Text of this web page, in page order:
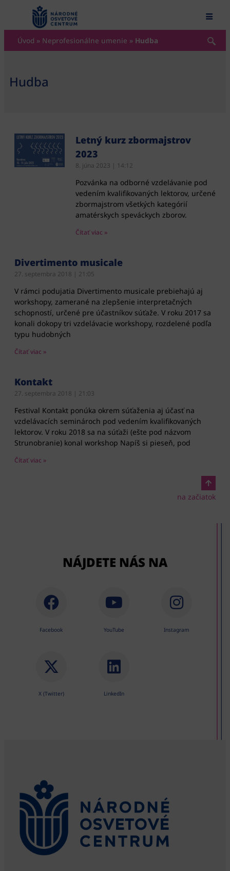
content
Úvod » Neprofesionálne umenie » Hudba
Hudba
Letný kurz zbormajstrov
2023
8. júna 2023 14:12
Pozvánka na odborné vzdelávanie pod
vedením kvalifikovaných lektorov, určené
zbormajstrom všetkých kategórií
amatérskych speváckych zborov.
Čítať viac »
Divertimento musicale
27. septembra 2018 21:05
V rámci podujatia Divertimento musicale prebiehajú aj
workshopy, zamerané na zlepšenie interpretačných
schopností, určené pre účastníkov súťaže. V roku 2017 sa
konali dokopy tri vzdelávacie workshopy, rozdelené podľa
typu hudobných
Čítať viac »
Kontakt
27. septembra 2018 21:03
Festival Kontakt ponúka okrem súťaženia aj účasť na
vzdelávacích seminároch pod vedením kvalifikovaných
lektorov. V roku 2018 sa na súťaži (ešte pod názvom
Strunobranie) konal workshop Napíš si pieseň, pod
Čítať viac »
na začiatok
NÁJDETE NÁS NA
Facebook YouTube Instagram
X (Twitter) LinkedIn